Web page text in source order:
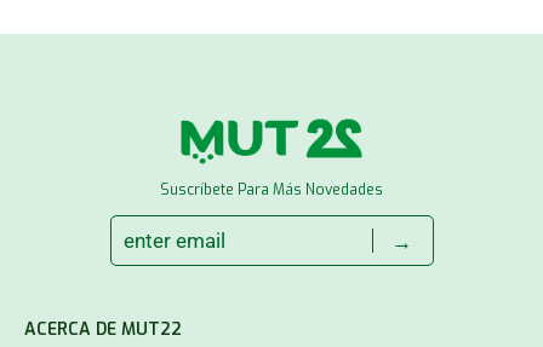
Suscríbete Para Más Novedades
→
ACERCA DE MUT22